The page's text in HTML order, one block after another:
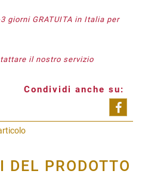
giorni GRATUITA in Italia per
il nostro servizio
Condividi anche su:
PRODOTTO